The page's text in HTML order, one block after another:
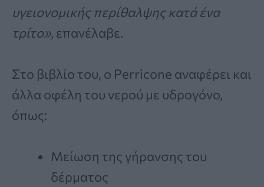
υγειονομικής περίθαλψης κατά ένα
τρίτο», επανέλαβε.
Στο βιβλίο του, ο Perricone αναφέρει και
άλλα οφέλη του νερού με υδρογόνο,
όπως:
Μείωση της γήρανσης του
δέρματος